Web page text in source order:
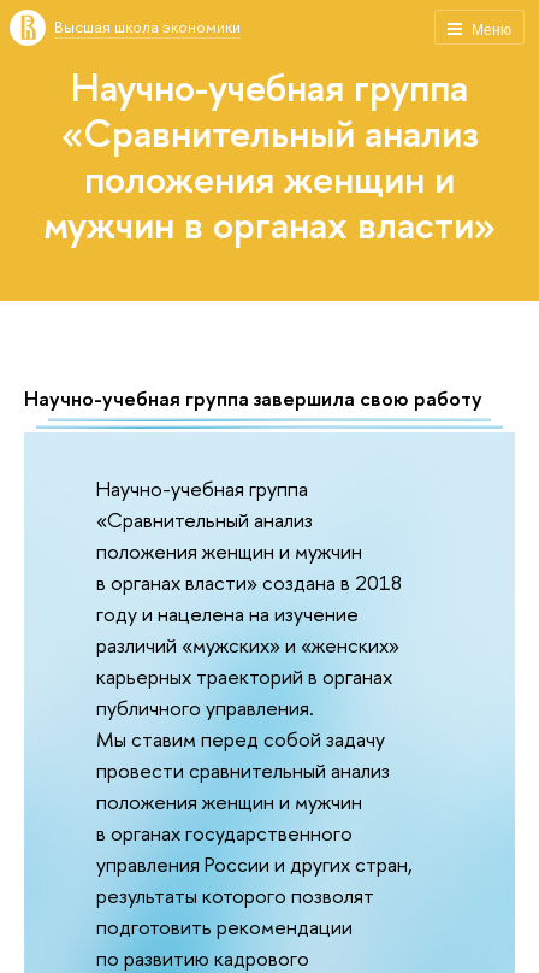
Меню
Высшая школа экономики
Научно-учебная группа
«Сравнительный анализ
положения женщин и
мужчин в органах власти»
Научно-учебная группа завершила свою работу
Научно-учебная группа
«Сравнительный анализ
положения женщин и мужчин
в органах власти» создана в 2018
году и нацелена на изучение
различий «мужских» и «женских»
карьерных траекторий в органах
публичного управления.
Мы ставим перед собой задачу
провести сравнительный анализ
положения женщин и мужчин
в органах государственного
управления России и других стран,
результаты которого позволят
подготовить рекомендации
по развитию кадрового